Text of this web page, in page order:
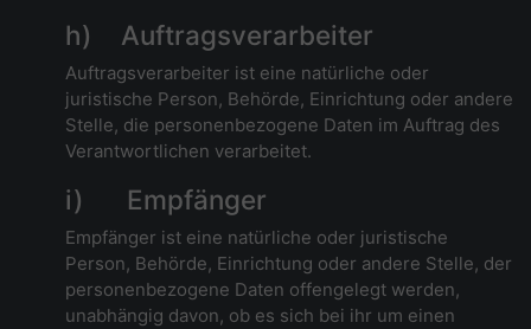
h) Auftragsverarbeiter
Auftragsverarbeiter ist eine natürliche oder
juristische Person, Behörde, Einrichtung oder andere
Stelle, die personenbezogene Daten im Auftrag des
Verantwortlichen verarbeitet.
i) Empfänger
Empfänger ist eine natürliche oder juristische
Person, Behörde, Einrichtung oder andere Stelle, der
personenbezogene Daten offengelegt werden,
unabhängig davon, ob es sich bei ihr um einen